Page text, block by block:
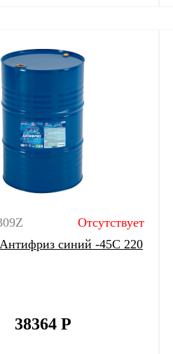
Отсутствует
синий -45С 220
38364 Р